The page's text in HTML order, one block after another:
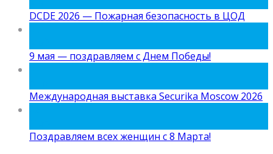
DCDE 2026 — Пожарная безопасность в ЦОД
9 мая — поздравляем с Днем Победы!
Международная выставка Securika Moscow 2026
Поздравляем всех женщин с 8 Марта!